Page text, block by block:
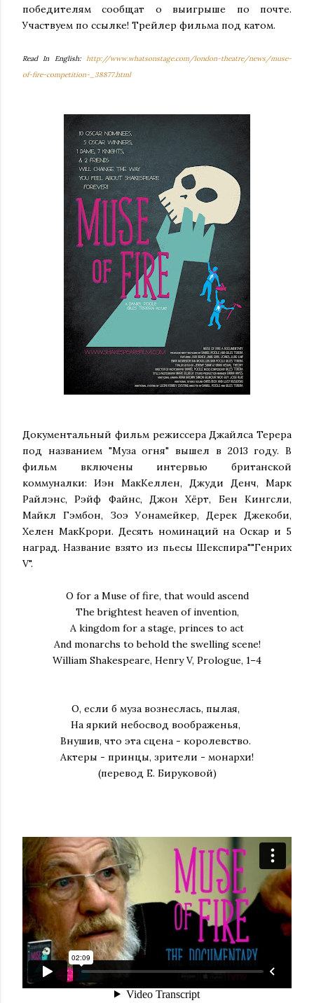
победителям сообщат о выигрыше по почте.
Участвуем по ссылке! Трейлер фильма под катом.
Read In English: http://www.whatsonstage.com/london-theatre/news/muse-
of-fire-competition-_38877.html
Документальный фильм режиссера Джайлса Терера
под названием "Муза огня" вышел в 2013 году. В
фильм включены интервью британской
коммуналки: Иэн МакКеллен, Джуди Денч, Марк
Райлэнс, Рэйф Файнс, Джон Хёрт, Бен Кингсли,
Майкл Гэмбон, Зоэ Уонамейкер, Дерек Джекоби,
Хелен МакКрори. Десять номинаций на Оскар и 5
наград. Название взято из пьесы Шекспира""Генрих
V".
O for a Muse of fire, that would ascend
The brightest heaven of invention,
A kingdom for a stage, princes to act
And monarchs to behold the swelling scene!
William Shakespeare, Henry V, Prologue, 1–4
О, если б муза вознеслась, пылая,
На яркий небосвод воображенья,
Внушив, что эта сцена - королевство.
Актеры - принцы, зрители - монархи!
(перевод Е. Бируковой)